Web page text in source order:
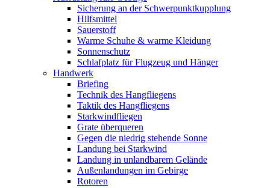
Sicherung an der Schwerpunktkupplung
Hilfsmittel
Sauerstoff
Warme Schuhe & warme Kleidung
Sonnenschutz
Schlafplatz für Flugzeug und Hänger
Handwerk
Briefing
Technik des Hangfliegens
Taktik des Hangfliegens
Starkwindfliegen
Grate überqueren
Gegen die niedrig stehende Sonne
Landung bei Starkwind
Landung in unlandbarem Gelände
Außenlandungen im Gebirge
Rotoren